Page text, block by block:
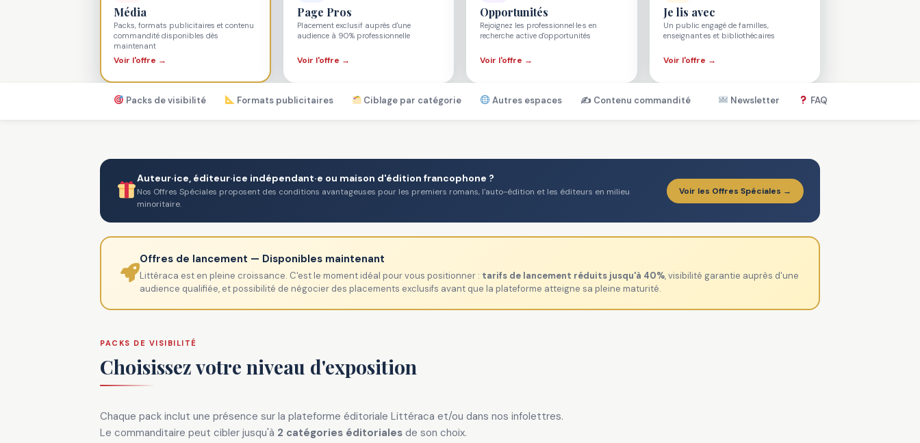
Média
Packs, formats publicitaires et contenu
commandité disponibles dès
maintenant
Voir l'offre →
Page Pros
Placement exclusif auprès d'une
audience à 90% professionnelle
Voir l'offre →
Opportunités
Rejoignez les professionnel·le·s en
recherche active d'opportunités
Voir l'offre →
Je lis avec
Un public engagé de familles,
enseignant·es et bibliothécaires
Voir l'offre →
Packs de visibilité Formats publicitaires Ciblage par catégorie Autres espaces ✍️ Contenu commandité Newsletter FAQ
Auteur·ice, éditeur·ice indépendant·e ou maison d'édition francophone ?
Nos Offres Spéciales proposent des conditions avantageuses pour les premiers romans, l'auto-édition et les éditeurs en milieu
minoritaire.
Voir les Offres Spéciales →
Offres de lancement — Disponibles maintenant
Littéraca est en pleine croissance. C'est le moment idéal pour vous positionner : tarifs de lancement réduits jusqu'à 40%, visibilité garantie auprès d'une
audience qualifiée, et possibilité de négocier des placements exclusifs avant que la plateforme atteigne sa pleine maturité.
PACKS DE VISIBILITÉ
Choisissez votre niveau d'exposition
Chaque pack inclut une présence sur la plateforme éditoriale Littéraca et/ou dans nos infolettres.
Le commanditaire peut cibler jusqu'à 2 catégories éditoriales de son choix.